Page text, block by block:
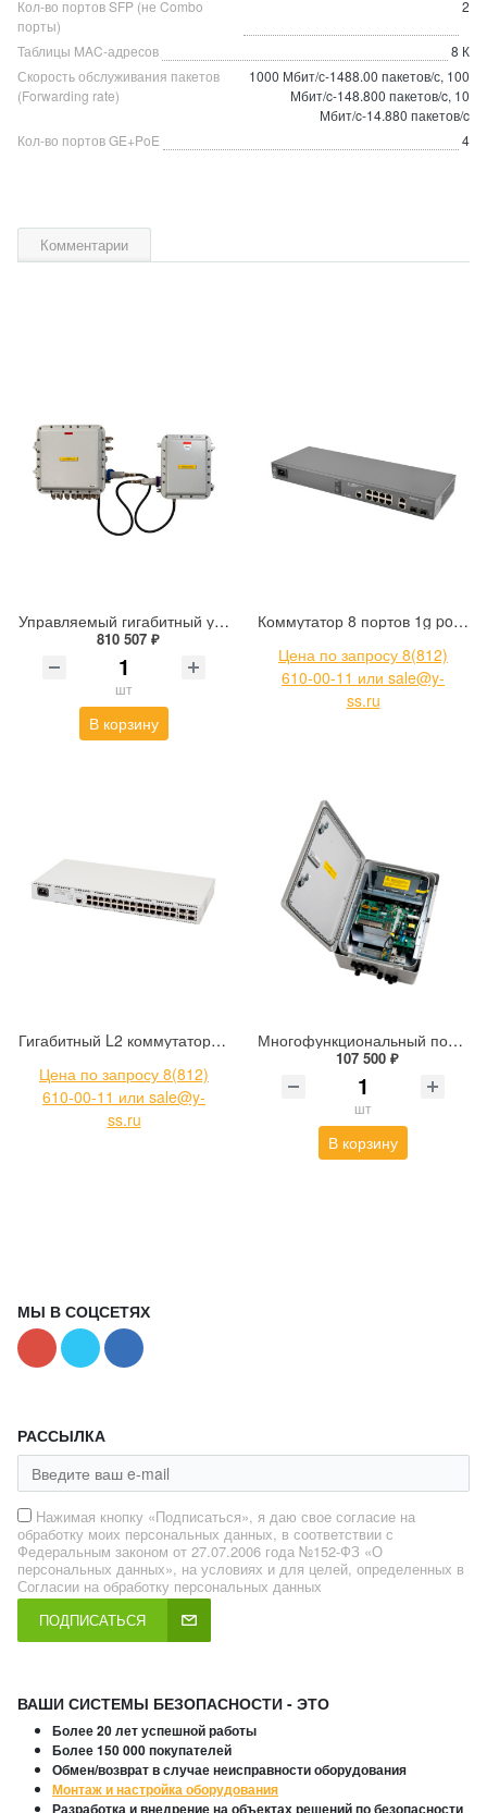
Кол-во портов SFP (не Combo
порты)
2
Таблицы MAC-адресов
8 К
Скорость обслуживания пакетов
(Forwarding rate)
1000 Мбит/с-1488.00 пакетов/с, 100
Мбит/c-148.800 пакетов/c, 10
Мбит/c-14.880 пакетов/c
Кол-во портов GE+PoE
4
Комментарии
Управляемый гигабитный уличный коммутатор со встроенным источником бесперебойного питания во взрывоопасных зонах Tfortis PSW-2G6F+UPS-Ex
810 507 ₽
шт
В корзину
Коммутатор 8 портов 1g poe poe+ Eltex MES2300-08P_AC
Цена по запросу 8(812)
610-00-11 или sale@y-
ss.ru
Гигабитный L2 коммутатор уровня доступа без поддержки стекирования с поддержкой PoE PoE+ Eltex MES2428P_AC
Цена по запросу 8(812)
610-00-11 или sale@y-
ss.ru
Многофункциональный полностью гигабитный управляемый коммутатор уровня L2+ Tfortis PSW+UPS-Box 8x2Pro
107 500 ₽
шт
В корзину
МЫ В СОЦСЕТЯХ
РАССЫЛКА
Нажимая кнопку «Подписаться», я даю свое согласие на
обработку моих персональных данных, в соответствии с
Федеральным законом от 27.07.2006 года №152-ФЗ «О
персональных данных», на условиях и для целей, определенных в
Согласии на обработку персональных данных
ПОДПИСАТЬСЯ
ВАШИ СИСТЕМЫ БЕЗОПАСНОСТИ - ЭТО
Более 20 лет успешной работы
Более 150 000 покупателей
Обмен/возврат в случае неисправности оборудования
Монтаж и настройка оборудования
Разработка и внедрение на объектах решений по безопасности